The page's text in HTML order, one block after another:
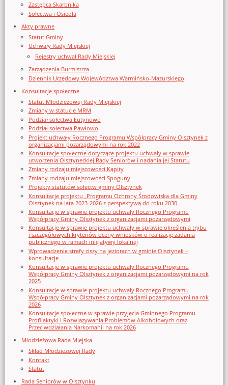
Zastępca Skarbnika
Sołectwa i Osiedla
Akty prawne
Statut Gminy
Uchwały Rady Miejskiej
Rejestry uchwał Rady Miejskiej
Zarządzenia Burmistrza
Dziennik Urzędowy Województwa Warmińsko-Mazurskiego
Konsultacje społeczne
Statut Młodzieżowej Rady Miejskiej
Zmiany w statucie MRM
Podział sołectwa Łutynowo
Podział sołectwa Pawłowo
Projekt uchwały Rocznego Programu Współpracy Gminy Olsztynek z
organizacjami pozarządowymi na rok 2022
Konsultacje społeczne dotyczące projektu uchwały w sprawie
utworzenia Olsztyneckiej Rady Seniorów i nadania jej Statutu
Zmiany rodzaju miejscowości Kąpity
Zmiany rodzaju miejscowości Spoguny
Projekty statutów sołectw gminy Olsztynek
Konsultacje projektu „Programu Ochrony Środowiska dla Gminy
Olsztynek na lata 2023-2026 z perspektywą do roku 2030
Konsultacje w sprawie projektu uchwały Rocznego Programu
Współpracy Gminy Olsztynek z organizacjami pozarządowymi
Konsultacje w sprawie projektu uchwały w sprawie określenia trybu
i szczegółowych kryteriów oceny wniosków o realizację zadania
publicznego w ramach inicjatywy lokalnej
Wprowadzenie strefy ciszy na jeziorach w gminie Olsztynek –
konsultacje
Konsultacje w sprawie projektu uchwały Rocznego Programu
Współpracy Gminy Olsztynek z organizacjami pozarządowymi na rok
2025
Konsultacje w sprawie projektu uchwały Rocznego Programu
Współpracy Gminy Olsztynek z organizacjami pozarządowymi na rok
2026
Konsultacje społeczne w sprawie przyjęcia Gminnego Programu
Profilaktyki i Rozwiązywania Problemów Alkoholowych oraz
Przeciwdziałania Narkomanii na rok 2026
Młodzieżowa Rada Miejska
Skład Młodzieżowej Rady
Kontakt
Statut
Rada Seniorów w Olsztynku